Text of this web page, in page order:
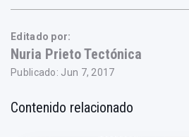
Editado por:
Nuria Prieto Tectónica
Publicado: Jun 7, 2017
Contenido relacionado